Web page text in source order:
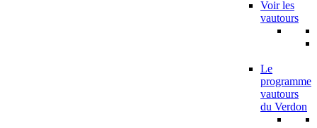
Voir les
vautours
Le
programme
vautours
du Verdon